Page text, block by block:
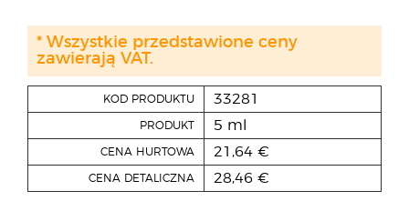
KOD PRODUKTU 33281
PRODUKT 5 ml
CENA HURTOWA 21,64 €
CENA DETALICZNA 28,46 €
* Wszystkie przedstawione ceny
zawierają VAT.